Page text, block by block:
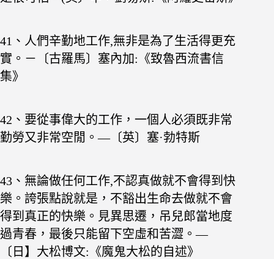
41、人們辛勤地工作,無非是為了生活得更充
實。－ 〔古羅馬〕塞內加:《致魯西流書信
集》
42、要從事偉大的工作，一個人必須既非常
勤勞又非常空閒。—〔英〕塞·勃特斯
43、無論做任何工作,不認真做就不會得到快
樂。誇張點說就是，不豁出生命去做就不會
得到真正的快樂。見異思遷，吊兒郎當地度
過青春，最後只能留下空虛和苦澀。—
〔日】大松博文:《魔鬼大松的自述》